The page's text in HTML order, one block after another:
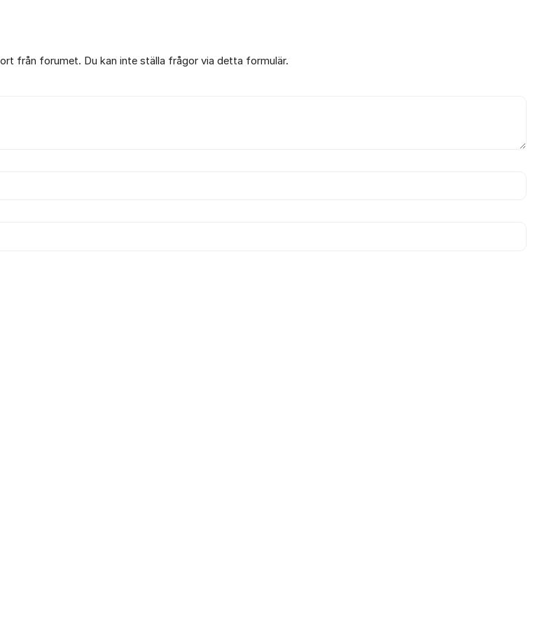
från forumet. Du kan inte ställa frågor via detta formulär.